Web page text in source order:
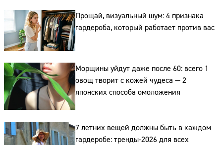
Прощай, визуальный шум: 4 признака
гардероба, который работает против вас
Морщины уйдут даже после 60: всего 1
овощ творит с кожей чудеса — 2
японских способа омоложения
7 летних вещей должны быть в каждом
гардеробе: тренды-2026 для всех
Сайт:
Адрес: